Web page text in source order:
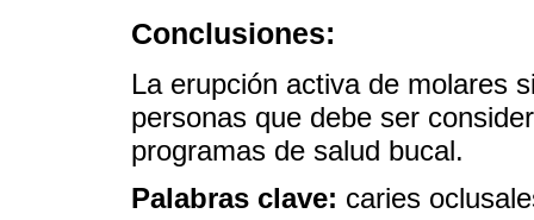
Conclusiones:
La erupción activa de molares
personas que debe ser
programas de salud bucal.
Palabras clave: caries